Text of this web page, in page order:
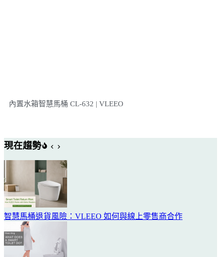
內置水箱智慧馬桶 CL-632 | VLEEO
現在趨勢
智慧馬桶退貨風險：VLEEO 如何與線上零售商合作